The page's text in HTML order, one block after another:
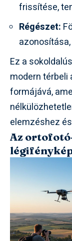
frissítése,
Régészet:
Ez a
modern térbeli
formájává,
elemzéshez
Az